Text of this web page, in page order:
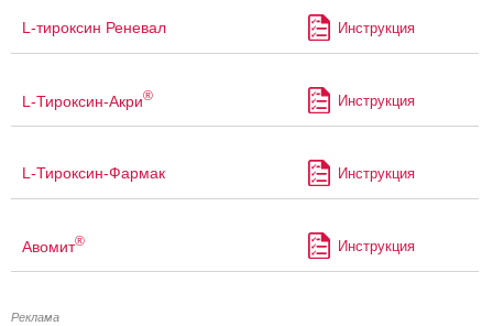
L-тироксин Реневал Инструкция
L-Тироксин-Акри® Инструкция
L-Тироксин-Фармак Инструкция
Авомит® Инструкция
Реклама